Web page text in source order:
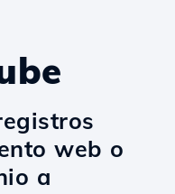
web o
a